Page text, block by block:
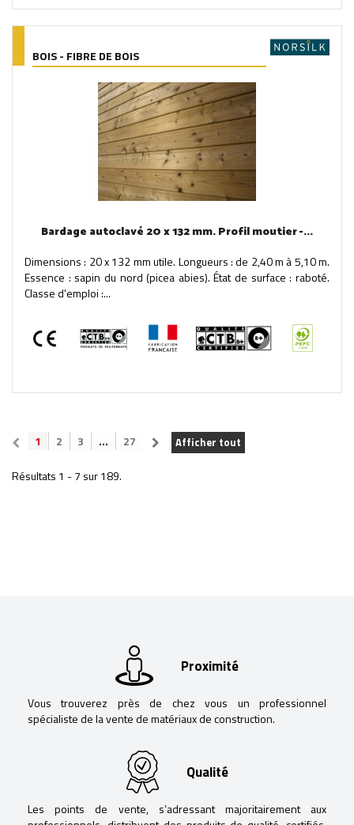
BOIS - FIBRE DE BOIS
Bardage autoclavé 20 x 132 mm. Profil moutier -...
Dimensions : 20 x 132 mm utile. Longueurs : de 2,40 m à 5,10 m.
Essence : sapin du nord (picea abies). État de surface : raboté.
Classe d'emploi :...
Afficher tout
1 2 3 ... 27
Résultats 1 - 7 sur 189.
Proximité
Vous trouverez près de chez vous un professionnel
spécialiste de la vente de matériaux de construction.
Qualité
Les points de vente, s’adressant majoritairement aux